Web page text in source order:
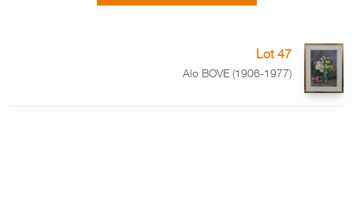
Lot 47
Alo BOVE (1906-1977)